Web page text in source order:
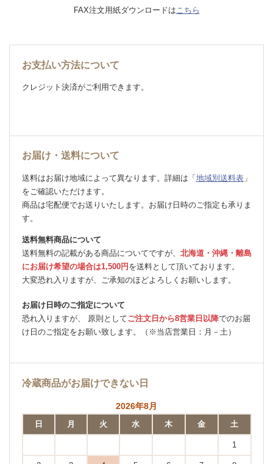
FAX注文用紙ダウンロードは こちら
お支払い方法について
クレジット決済がご利用できます。
お届け・送料について
送料はお届け地域によって異なります。詳細は「地域別送料表」
をご確認いただけます。
商品は宅配便でお送りいたします。お届け日時のご指定も承りま
す。
送料無料商品について
送料無料の記載がある商品についてですが、 北海道・沖縄・離島
にお届け希望の場合は1,500円を送料として頂いております。
大変恐れ入りますが、ご承知のほどよろしくお願いします。
お届け日時のご指定について
恐れ入りますが、 原則としてご注文日から8営業日以降でのお届
け日のご指定をお願い致します。（※当店営業日：月－土）
冷蔵商品がお届けできない日
2026年8月
日 月 火 水 木 金 土
1